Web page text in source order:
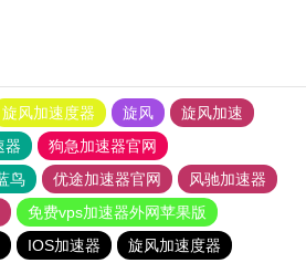
旋风加速度器 旋风
旋风加速
器
狗急加速器官网
鸟 优途加速器官网
风驰加速器
免费vps加速器外网苹果版
IOS加速器
旋风加速度器